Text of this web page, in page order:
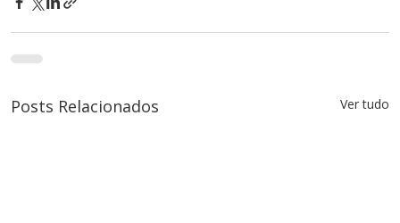
Posts Relacionados Ver tudo